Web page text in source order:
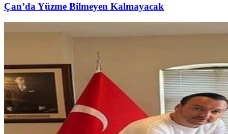
Çan’da Yüzme Bilmeyen Kalmayacak